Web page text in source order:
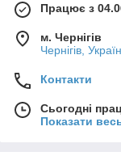
Працює з
м. Чернігів
Чернігів,
Контакти
Сьогодні
Показати